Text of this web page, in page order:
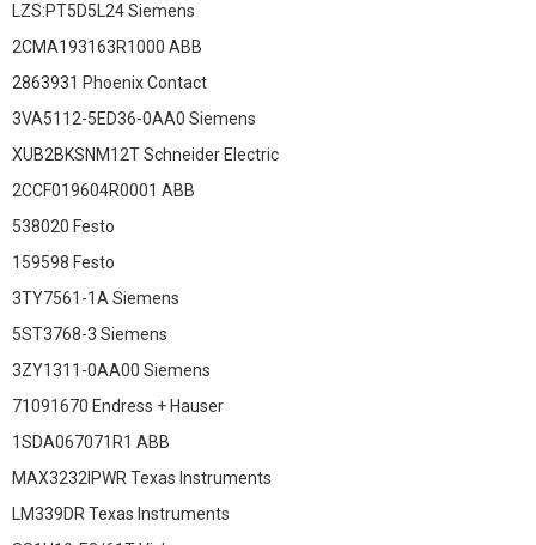
LZS:PT5D5L24 Siemens
2CMA193163R1000 ABB
2863931 Phoenix Contact
3VA5112-5ED36-0AA0 Siemens
XUB2BKSNM12T Schneider Electric
2CCF019604R0001 ABB
538020 Festo
159598 Festo
3TY7561-1A Siemens
5ST3768-3 Siemens
3ZY1311-0AA00 Siemens
71091670 Endress + Hauser
1SDA067071R1 ABB
MAX3232IPWR Texas Instruments
LM339DR Texas Instruments